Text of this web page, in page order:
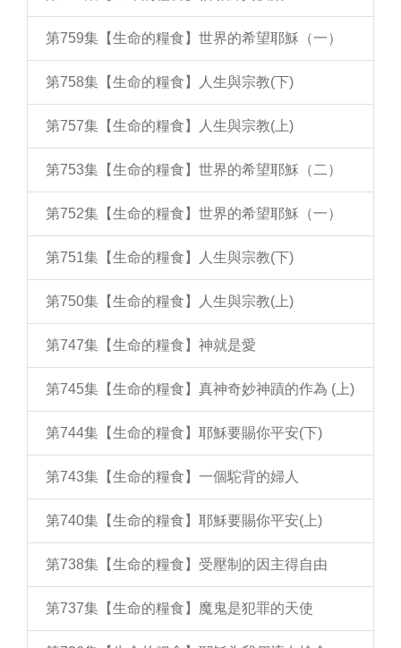
第759集【生命的糧食】世界的希望耶穌（一）
第758集【生命的糧食】人生與宗教(下)
第757集【生命的糧食】人生與宗教(上)
第753集【生命的糧食】世界的希望耶穌（二）
第752集【生命的糧食】世界的希望耶穌（一）
第751集【生命的糧食】人生與宗教(下)
第750集【生命的糧食】人生與宗教(上)
第747集【生命的糧食】神就是愛
第745集【生命的糧食】真神奇妙神蹟的作為 (上)
第744集【生命的糧食】耶穌要賜你平安(下)
第743集【生命的糧食】一個駝背的婦人
第740集【生命的糧食】耶穌要賜你平安(上)
第738集【生命的糧食】受壓制的因主得自由
第737集【生命的糧食】魔鬼是犯罪的天使